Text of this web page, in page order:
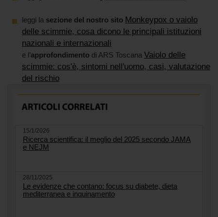
leggi la sezione del nostro sito Monkeypox o vaiolo
delle scimmie, cosa dicono le principali istituzioni
nazionali e internazionali
e l’approfondimento di ARS Toscana Vaiolo delle
scimmie: cos'è, sintomi nell'uomo, casi, valutazione
del rischio
15/1/2026
Ricerca scientifica: il meglio del 2025 secondo JAMA
e NEJM
28/11/2025
Le evidenze che contano: focus su diabete, dieta
mediterranea e inquinamento